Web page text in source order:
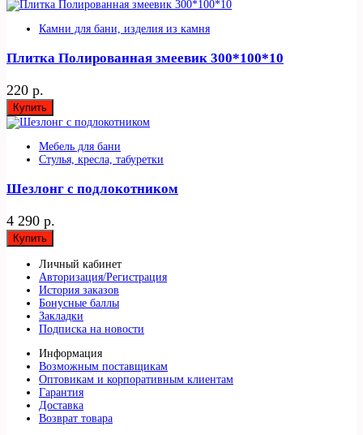
Камни для бани, изделия из камня
Плитка Полированная змеевик 300*100*10
220 р.
Купить
Мебель для бани
Стулья, кресла, табуретки
Шезлонг с подлокотником
4 290 р.
Купить
Личный кабинет
Авторизация/Регистрация
История заказов
Бонусные баллы
Закладки
Подписка на новости
Информация
Возможным поставщикам
Оптовикам и корпоративным клиентам
Гарантия
Доставка
Возврат товара